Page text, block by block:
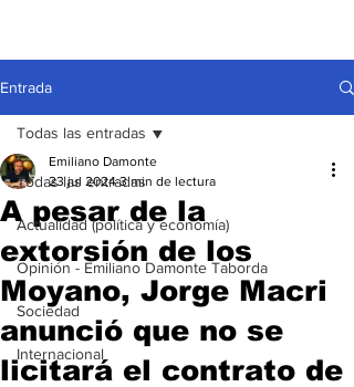
Entrada
Todas las entradas
Actualidad (política y economía)
Opinión - Emiliano Damonte Taborda
Sociedad
Internacional
Todas las entradas
A pesar de la
extorsión de los
Moyano, Jorge Macri
anunció que no se
licitará el contrato de
Emiliano Damonte
23 jul 2024 3 min de lectura